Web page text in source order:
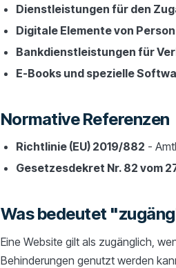
Dienstleistungen für den
Digitale Elemente von
Bankdienstleistungen für
E-Books und spezielle
Normative Referenzen
Richtlinie (EU) 2019/882 -
Gesetzesdekret Nr. 82 vom
Was bedeutet
Eine Website gilt als zugänglich,
Behinderungen genutzt werden